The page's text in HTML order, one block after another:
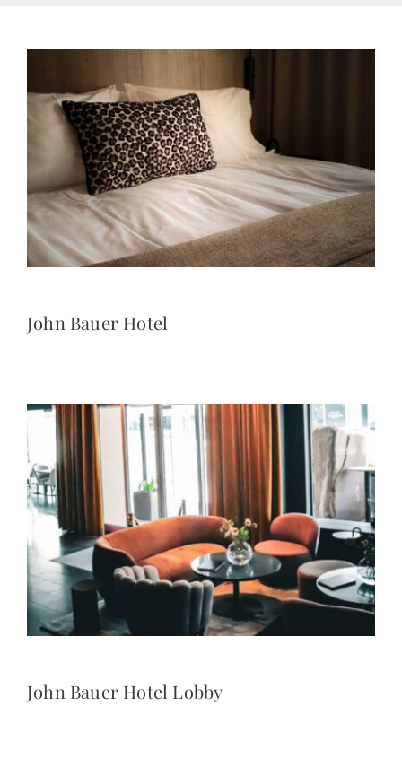
John Bauer Hotel
John Bauer Hotel Lobby